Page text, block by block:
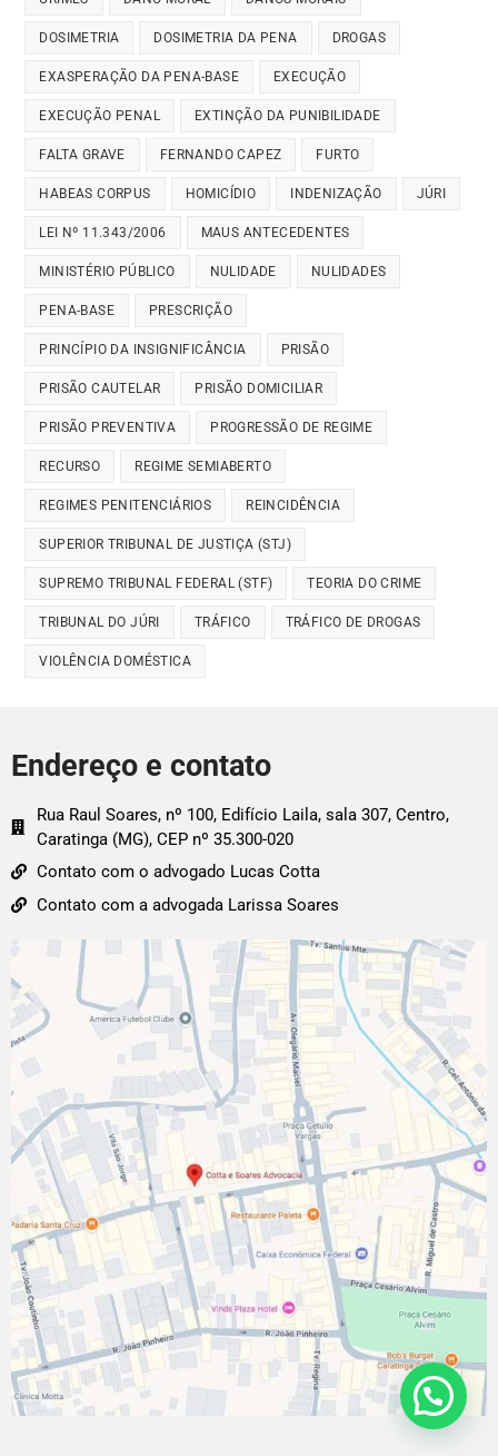
DOSIMETRIA DOSIMETRIA DA PENA DROGAS
EXASPERAÇÃO DA PENA-BASE EXECUÇÃO
EXECUÇÃO PENAL EXTINÇÃO DA PUNIBILIDADE
FALTA GRAVE FERNANDO CAPEZ FURTO
HABEAS CORPUS HOMICÍDIO INDENIZAÇÃO JÚRI
LEI Nº 11.343/2006 MAUS ANTECEDENTES
MINISTÉRIO PÚBLICO NULIDADE NULIDADES
PENA-BASE PRESCRIÇÃO
PRINCÍPIO DA INSIGNIFICÂNCIA PRISÃO
PRISÃO CAUTELAR PRISÃO DOMICILIAR
PRISÃO PREVENTIVA PROGRESSÃO DE REGIME
RECURSO REGIME SEMIABERTO
REGIMES PENITENCIÁRIOS REINCIDÊNCIA
SUPERIOR TRIBUNAL DE JUSTIÇA (STJ)
SUPREMO TRIBUNAL FEDERAL (STF) TEORIA DO CRIME
TRIBUNAL DO JÚRI TRÁFICO TRÁFICO DE DROGAS
VIOLÊNCIA DOMÉSTICA
Endereço e contato
Rua Raul Soares, nº 100, Edifício Laila, sala 307, Centro,
Caratinga (MG), CEP nº 35.300-020
Contato com o advogado Lucas Cotta
Contato com a advogada Larissa Soares